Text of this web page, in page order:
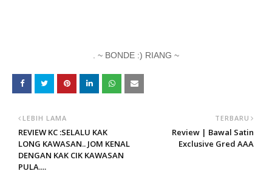
. ~ BONDE :) RIANG ~
TERBARU
Review | Bawal Satin
Exclusive Gred AAA
LEBIH LAMA
REVIEW KC :SELALU KAK
LONG KAWASAN.. JOM KENAL
DENGAN KAK CIK KAWASAN
PULA....